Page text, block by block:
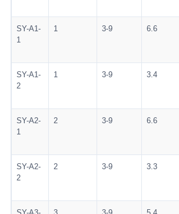
SY-A1-
1
1 3-9 6.6
SY-A1-
2
1 3-9 3.4
SY-A2-
1
2 3-9 6.6
SY-A2-
2
2 3-9 3.3